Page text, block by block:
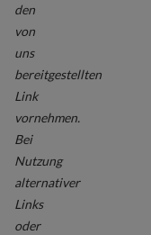
den
von
uns
bereitgestellten
Link
vornehmen.
Bei
Nutzung
alternativer
Links
oder